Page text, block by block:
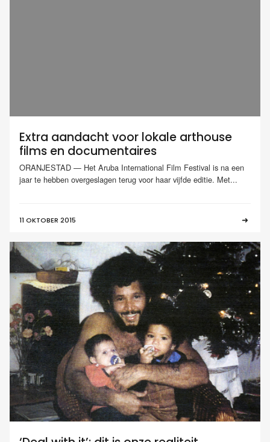
Extra aandacht voor lokale arthouse
films en documentaires
ORANJESTAD — Het Aruba International Film Festival is na een
jaar te hebben overgeslagen terug voor haar vijfde editie. Met...
11 OKTOBER 2015